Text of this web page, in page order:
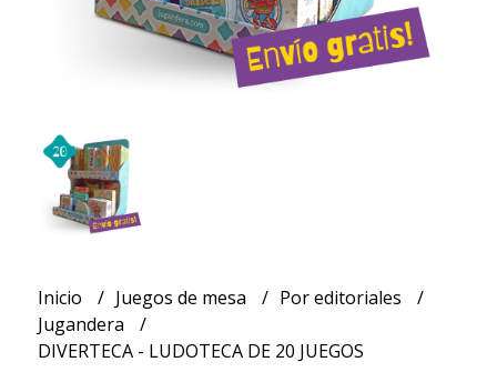
Inicio Juegos de mesa
Por editoriales
Jugandera
DIVERTECA - LUDOTECA DE 20 JUEGOS